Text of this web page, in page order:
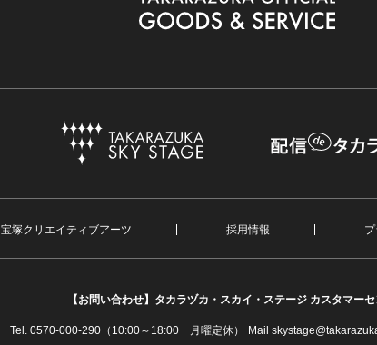
宝塚クリエイティブアーツ 採用情報
【お問い合わせ】 タカラヅカ・スカイ・ステージ カスタマー
Tel. 0570-000-290（10:00～18:00 月曜定休） Mail